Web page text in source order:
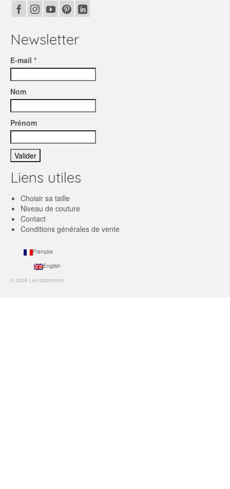
Newsletter
E-mail *
Nom
Prénom
Liens utiles
Choisir sa taille
Niveau de couture
Contact
Conditions générales de vente
Français
English
© 2026 Les patronnes